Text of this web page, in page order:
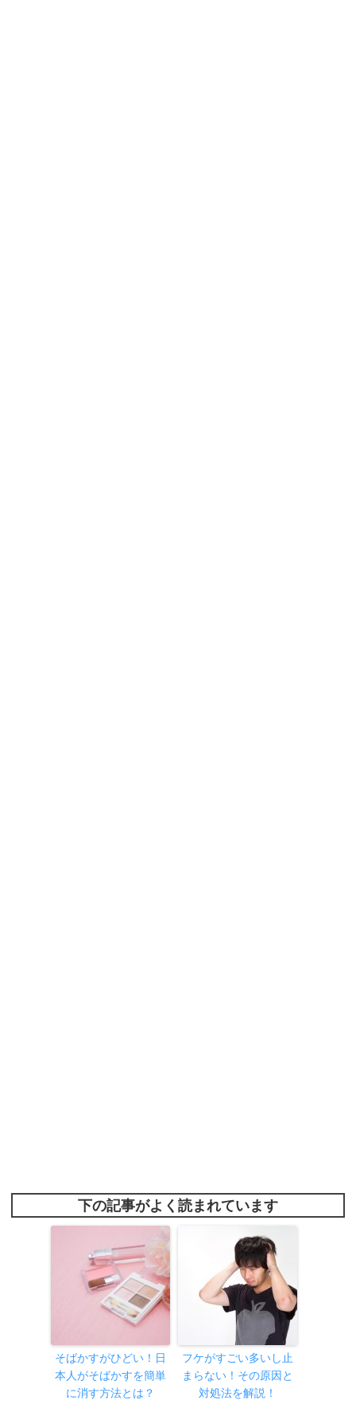
下の記事がよく読まれています
そばかすがひどい！日
本人がそばかすを簡単
に消す方法とは？
フケがすごい多いし止
まらない！その原因と
対処法を解説！